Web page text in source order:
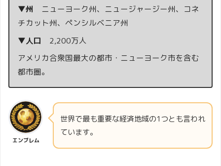
▼州 ニューヨーク州、ニュージャージー州、コネ
チカット州、ペンシルベニア州
▼人口 2,200万人
アメリカ合衆国最大の都市・ニューヨーク市を含む
都市圏。
エンブレム
世界で最も重要な経済地域の1つとも言われ
ています。